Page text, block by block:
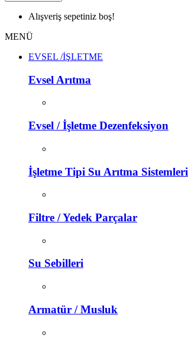
Alışveriş sepetiniz boş!
MENÜ
EVSEL /İŞLETME
Evsel Arıtma
Evsel / İşletme Dezenfeksiyon
İşletme Tipi Su Arıtma Sistemleri
Filtre / Yedek Parçalar
Su Sebilleri
Armatür / Musluk